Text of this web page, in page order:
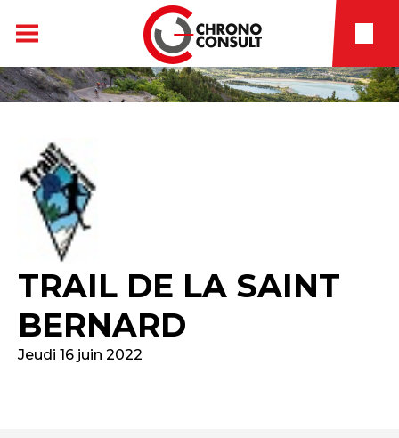
TRAIL DE LA SAINT
BERNARD
Jeudi 16 juin 2022